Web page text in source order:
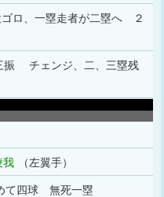
ロ、一塁走者が二塁へ ２
振 チェンジ、二、三塁残
我
（左翼手）
て四球 無死一塁